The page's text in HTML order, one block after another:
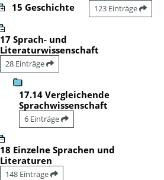
15 Geschichte 123 Einträge
17 Sprach- und
Literaturwissenschaft
28 Einträge
17.14 Vergleichende
Sprachwissenschaft
6 Einträge
18 Einzelne Sprachen und
Literaturen
148 Einträge